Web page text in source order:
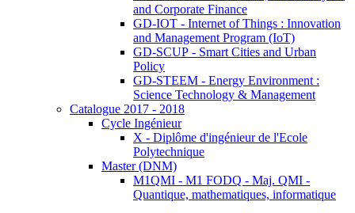
and Corporate Finance
GD-IOT - Internet of Things : Innovation
and Management Program (IoT)
GD-SCUP - Smart Cities and Urban
Policy
GD-STEEM - Energy Environment :
Science Technology & Management
Catalogue 2017 - 2018
Cycle Ingénieur
X - Diplôme d'ingénieur de l'Ecole
Polytechnique
Master (DNM)
M1QMI - M1 FODQ - Maj. QMI -
Quantique, mathematiques, informatique